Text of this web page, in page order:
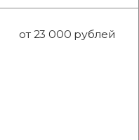
от 23 000 рублей